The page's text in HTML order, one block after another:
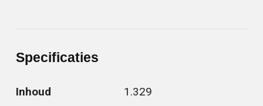
Specificaties
Inhoud 1.329